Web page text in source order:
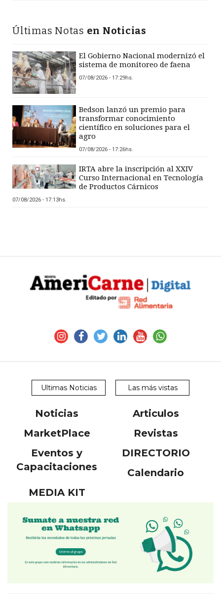
Últimas Notas en Noticias
El Gobierno Nacional modernizó el
sistema de monitoreo de faena
07/08/2026 - 17:29hs.
Bedson lanzó un premio para
transformar conocimiento
científico en soluciones para el
agro
07/08/2026 - 17:26hs.
IRTA abre la inscripción al XXIV
Curso Internacional en Tecnología
de Productos Cárnicos
07/08/2026 - 17:13hs.
Ultimas Noticias Las más vistas
Noticias
Articulos
MarketPlace
Revistas
Eventos y
Capacitaciones
DIRECTORIO
Calendario
MEDIA KIT